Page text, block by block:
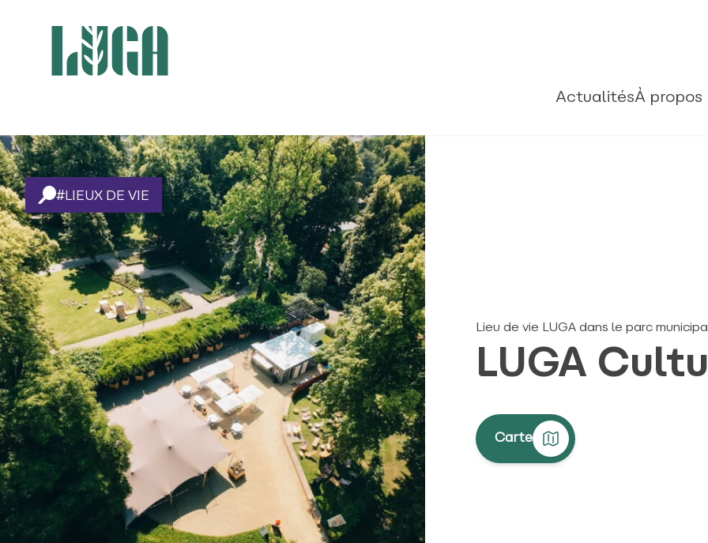
ActualitésÀ propos
#LIEUX DE VIE
Lieu de vie LUGA dans le parc
LUGA
Carte